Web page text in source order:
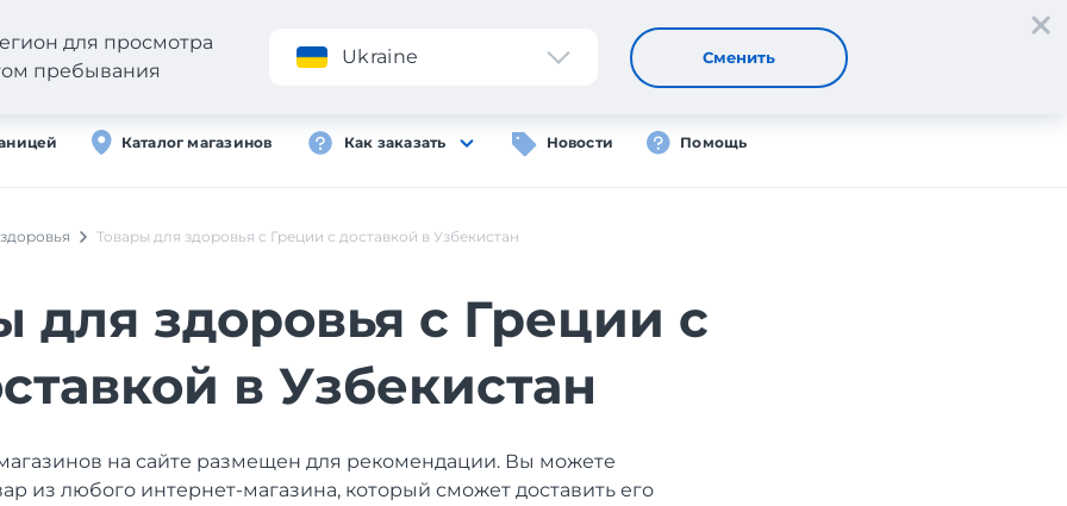
Приложение Регистрация Вход
Каталог магазинов Как заказать Новости Помощь
для просмотра
пребывания
Ukraine Сменить
Товары для здоровья с Греции с доставкой в Узбекистан
для здоровья с Греции с
в Узбекистан
на сайте размещен для рекомендации. Вы можете
из любого интернет-магазина, который сможет доставить его